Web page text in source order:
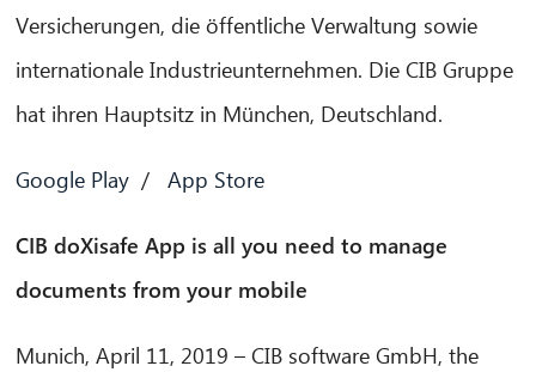
Versicherungen, die öffentliche Verwaltung sowie
internationale Industrieunternehmen. Die CIB Gruppe
hat ihren Hauptsitz in München, Deutschland.
Google Play /App Store
CIB doXisafe App is all you need to manage
documents from your mobile
Munich, April 11, 2019 – CIB software GmbH, the